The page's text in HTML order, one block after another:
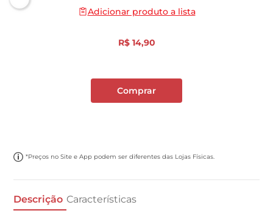
Adicionar produto a lista
R$ 14,90
Comprar
*Preços no Site e App podem ser diferentes das Lojas Físicas.
Descrição Características